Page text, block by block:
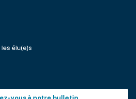
élu(e)s